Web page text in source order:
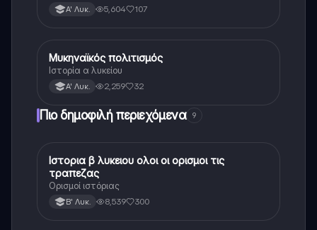
Α' Λυκ. 5,604 107
Ιστορία
Μυκηναϊκός πολιτισμός
Ιστορία α λυκείου
Α' Λυκ. 2,259 32
Πιο δημοφιλή περιεχόμενα 9
Ιστορία
Ιστορια β λυκειου ολοι οι ορισμοι τις
τραπεζας
Ορισμοί ιστόριας
Β' Λυκ. 8,539 300